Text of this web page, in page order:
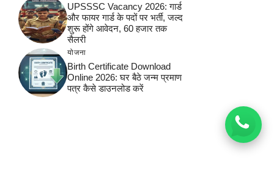
UPSSSC Vacancy 2026: गार्ड
और फायर गार्ड के पदों पर भर्ती, जल्द
शुरू होंगे आवेदन, 60 हजार तक
सैलरी
योजना
Birth Certificate Download
Online 2026: घर बैठे जन्म प्रमाण
पत्र कैसे डाउनलोड करें